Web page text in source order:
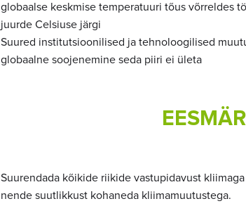
globaalse keskmise temperatuuri tõus võrreldes
juurde Celsiuse järgi
Suured institutsioonilised ja tehnoloogilised
globaalne soojenemine seda piiri ei ületa
Suurendada kõikide riikide vastupidavust
nende suutlikkust kohaneda kliimamuutustega.